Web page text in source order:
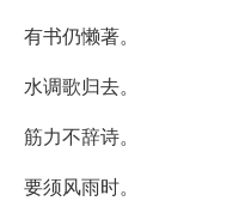
有书仍懒著。
水调歌归去。
筋力不辞诗。
要须风雨时。